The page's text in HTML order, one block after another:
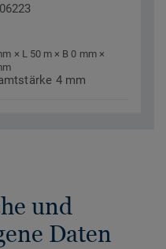
× L 50 m × B 0 mm ×
4 mm
und
Daten